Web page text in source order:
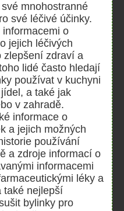
mnohostranné
své léčivé účinky.
o
jejich léčivých
zlepšení zdraví a
lidé často hledají
používat v kuchyni
a také jak
v zahradě.
informace o
a jejich možných
používání
a zdroje informací o
informacemi
léky a
také nejlepší
bylinky pro